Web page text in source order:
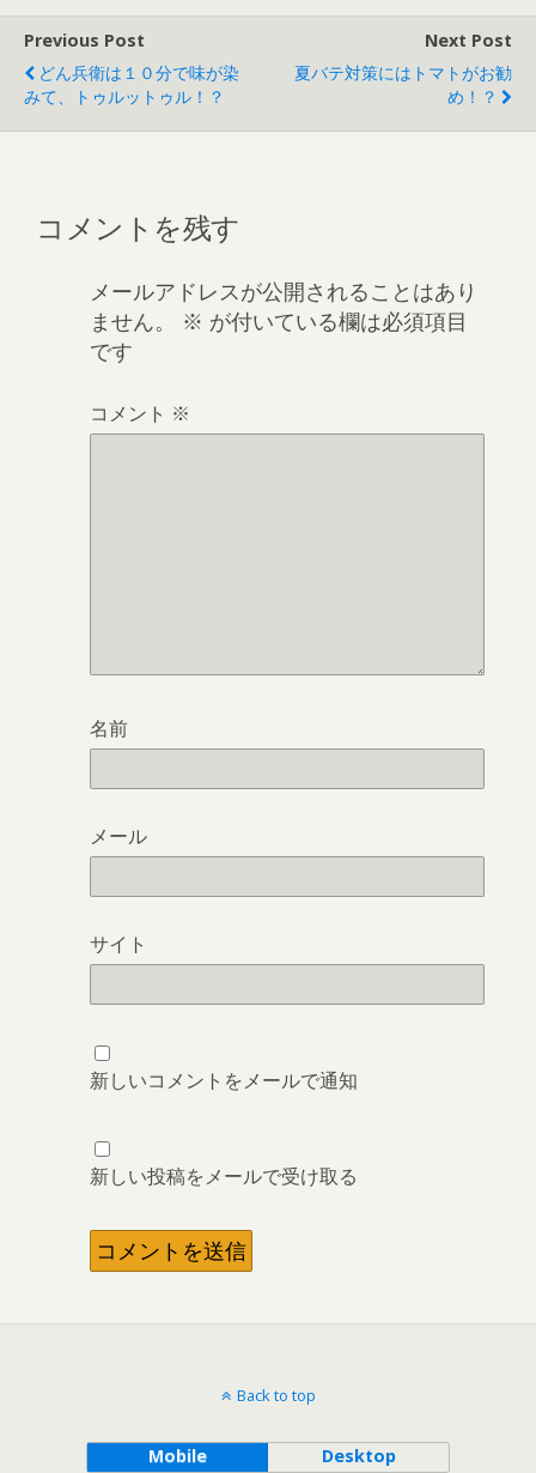
Previous Post
どん兵衛は１０分で味が染
みて、トゥルットゥル！？
Next Post
夏バテ対策にはトマトがお勧
め！？
コメントを残す
メールアドレスが公開されることはあり
ません。
※ が付いている欄は必須項目
です
コメント ※
名前
メール
サイト
新しいコメントをメールで通知
新しい投稿をメールで受け取る
Back to top
Mobile Desktop